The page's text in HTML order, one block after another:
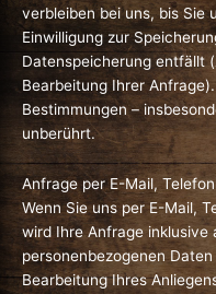
verbleiben bei uns, bis Sie
Einwilligung zur
Datenspeicherung entfällt
Bearbeitung Ihrer
Bestimmungen –
unberührt.
Anfrage per E-Mail,
Wenn Sie uns per E-Mail,
wird Ihre Anfrage inklusive
personenbezogenen
Bearbeitung Ihres